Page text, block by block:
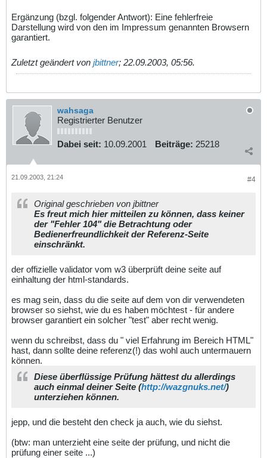
Ergänzung (bzgl. folgender Antwort): Eine fehlerfreie
Darstellung wird von den im Impressum genannten Browsern
garantiert.
Zuletzt geändert von jbittner; 22.09.2003, 05:56.
wahsaga
Registrierter Benutzer
Dabei seit: 10.09.2001 Beiträge: 25218
#4
21.09.2003, 21:24
Original geschrieben von jbittner
Es freut mich hier mitteilen zu können, dass keiner
der "Fehler 104" die Betrachtung oder
Bedienerfreundlichkeit der Referenz-Seite
einschränkt.
der offizielle validator vom w3 überprüft deine seite auf
einhaltung der html-standards.
es mag sein, dass du die seite auf dem von dir verwendeten
browser so siehst, wie du es haben möchtest - für andere
browser garantiert ein solcher "test" aber recht wenig.
wenn du schreibst, dass du " viel Erfahrung im Bereich HTML"
hast, dann sollte deine referenz(!) das wohl auch untermauern
können.
Diese überflüssige Prüfung hättest du allerdings
auch einmal deiner Seite (http://wazgnuks.net/)
unterziehen können.
jepp, und die besteht den check ja auch, wie du siehst.
(btw: man unterzieht eine seite der prüfung, und nicht die
prüfung einer seite ...)